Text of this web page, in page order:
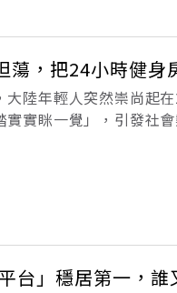
蕩，把24小時健身
陸年輕人突然崇尚起
實眯一覺」，引發社
台」穩居第一，誰